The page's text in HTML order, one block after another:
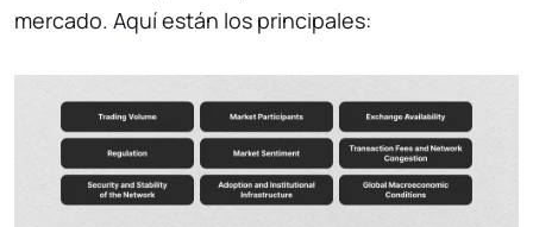
mercado. Aquí están los principales: